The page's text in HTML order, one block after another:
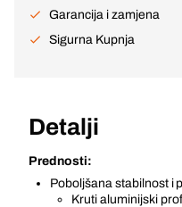
Garancija i zamjena
Sigurna Kupnja
Detalji
Prednosti:
Poboljšana stabilnost i
Kruti aluminijski